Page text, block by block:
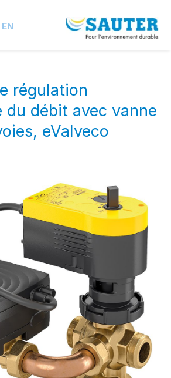
EN
régulation
du débit avec vanne
eValveco